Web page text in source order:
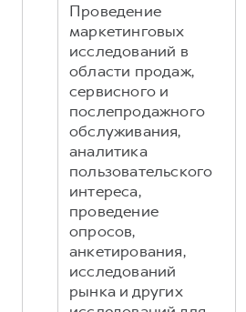
Проведение
маркетинговых
исследований в
области продаж,
сервисного и
послепродажного
обслуживания,
аналитика
пользовательского
интереса,
проведение
опросов,
анкетирования,
исследований
рынка и других